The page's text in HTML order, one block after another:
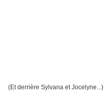
(Et derrière Sylvana et Jocelyne...)